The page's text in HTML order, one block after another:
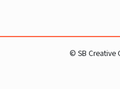
© SB Creative